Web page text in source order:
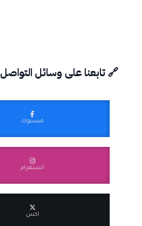
🔗 تابعنا على وسائل التواصل
فيسبوك
انستغرام
اكس